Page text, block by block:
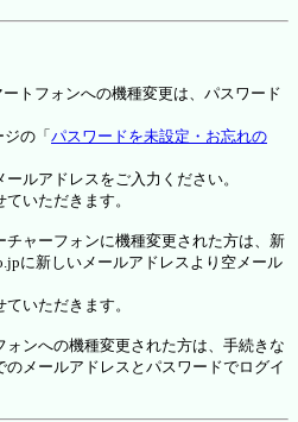
トフォンへの機種変更は、パスワード
の「 パスワードを未設定・お忘れの
ルアドレスをご入力ください。
いただきます。
ャーフォンに機種変更された方は、新
に新しいメールアドレスより空メール
いただきます。
ンへの機種変更された方は、手続きな
メールアドレスとパスワードでログイ